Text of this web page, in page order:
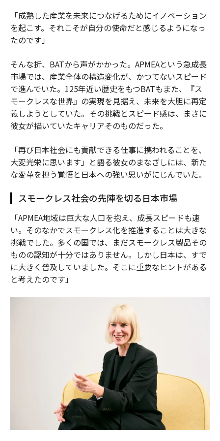
「成熟した産業を未来につなげるためにイノベーション
を起こす。それこそが自分の使命だと感じるようになっ
たのです」
そんな折、BATから声がかかった。APMEAという急成長
市場では、産業全体の構造変化が、かつてないスピード
で進んでいた。125年近い歴史をもつBATもまた、『ス
モークレスな世界』の実現を見据え、未来を大胆に再定
義しようとしていた。その挑戦とスピード感は、まさに
彼女が描いていたキャリアそのものだった。
「再び日本社会にも貢献できる仕事に携われることを、
大変光栄に思います」と語る彼女のまなざしには、新た
な変革を担う覚悟と日本への強い思いがにじんでいた。
スモークレス社会の先陣を切る日本市場
「APMEA地域は巨大な人口を抱え、成長スピードも速
い。そのなかでスモークレス化を推進することは大きな
挑戦でした。多くの国では、まだスモークレス製品その
ものの認知が十分ではありません。しかし日本は、すで
に大きく普及していました。そこに重要なヒントがある
と考えたのです」